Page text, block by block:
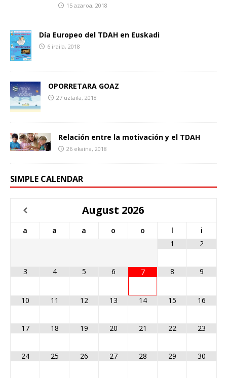
15 azaroa, 2018
Día Europeo del TDAH en Euskadi
6 iraila, 2018
OPORRETARA GOAZ
27 uztaila, 2018
Relación entre la motivación y el TDAH
26 ekaina, 2018
SIMPLE CALENDAR
August 2026
a a a o o l
i
1
2
3 4 5 6 7 8 9
10 11 12 13 14 15 16
17 18 19 20 21 22 23
24 25 26 27 28 29 30